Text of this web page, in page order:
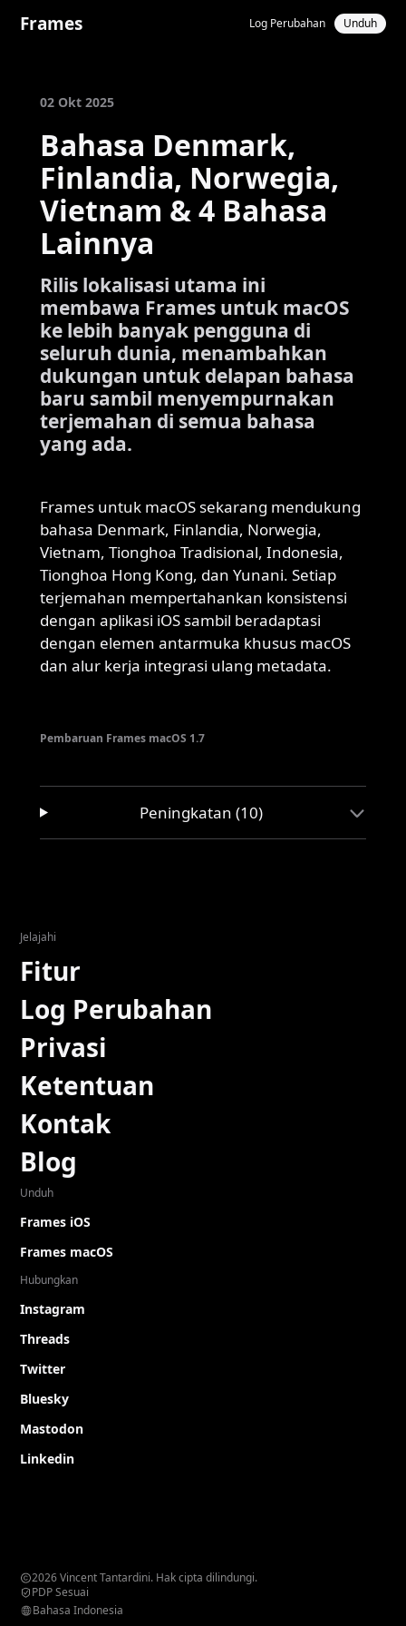
Frames Log Perubahan Unduh
02 Okt 2025
Bahasa Denmark,
Finlandia, Norwegia,
Vietnam & 4 Bahasa
Lainnya
Rilis lokalisasi utama ini
membawa Frames untuk macOS
ke lebih banyak pengguna di
seluruh dunia, menambahkan
dukungan untuk delapan bahasa
baru sambil menyempurnakan
terjemahan di semua bahasa
yang ada.
Frames untuk macOS sekarang mendukung
bahasa Denmark, Finlandia, Norwegia,
Vietnam, Tionghoa Tradisional, Indonesia,
Tionghoa Hong Kong, dan Yunani. Setiap
terjemahan mempertahankan konsistensi
dengan aplikasi iOS sambil beradaptasi
dengan elemen antarmuka khusus macOS
dan alur kerja integrasi ulang metadata.
Pembaruan Frames macOS 1.7
Peningkatan (10)
Jelajahi
Fitur
Log Perubahan
Privasi
Ketentuan
Kontak
Blog
Unduh
Frames iOS
Frames macOS
Hubungkan
Instagram
Threads
Twitter
Bluesky
Mastodon
Linkedin
2026 Vincent Tantardini. Hak cipta dilindungi.
PDP Sesuai
Bahasa Indonesia